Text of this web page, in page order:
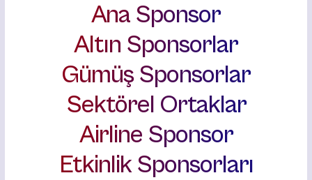
Ana Sponsor
Altın Sponsorlar
Gümüş Sponsorlar
Sektörel Ortaklar
Airline Sponsor
Etkinlik Sponsorları